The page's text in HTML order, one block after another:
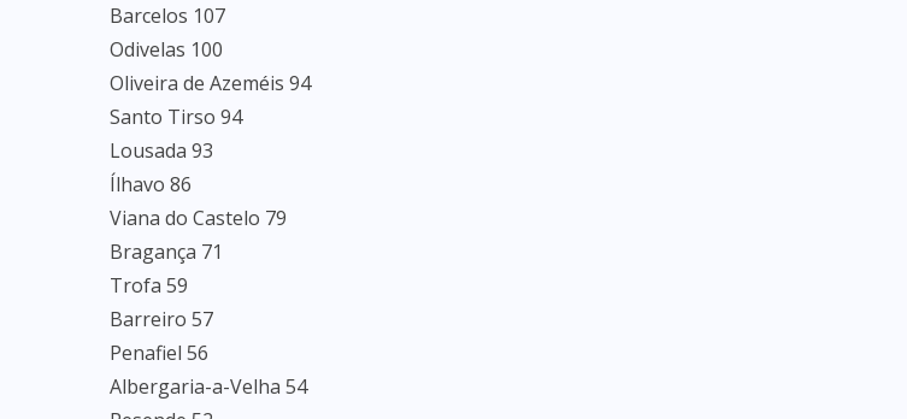
Barcelos 107
Odivelas 100
Oliveira de Azeméis 94
Santo Tirso 94
Lousada 93
Ílhavo 86
Viana do Castelo 79
Bragança 71
Trofa 59
Barreiro 57
Penafiel 56
Albergaria-a-Velha 54